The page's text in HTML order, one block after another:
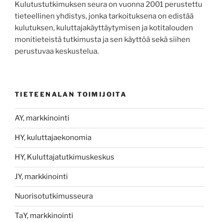
Kulutustutkimuksen seura on vuonna 2001 perustettu
tieteellinen yhdistys, jonka tarkoituksena on edistää
kulutuksen, kuluttajakäyttäytymisen ja kotitalouden
monitieteistä tutkimusta ja sen käyttöä sekä siihen
perustuvaa keskustelua.
TIETEENALAN TOIMIJOITA
AY, markkinointi
HY, kuluttajaekonomia
HY, Kuluttajatutkimuskeskus
JY, markkinointi
Nuorisotutkimusseura
TaY, markkinointi